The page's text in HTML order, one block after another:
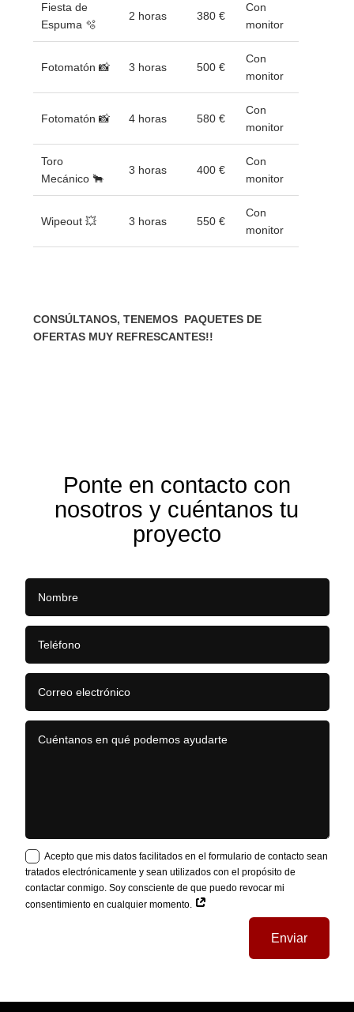
Fiesta de
Espuma 🫧
2 horas 380 €
Con
monitor
Fotomatón 📸 3 horas 500 €
Con
monitor
Fotomatón 📸 4 horas 580 €
Con
monitor
Toro
Mecánico 🐂
3 horas 400 €
Con
monitor
Wipeout 💥 3 horas 550 €
Con
monitor
CONSÚLTANOS, TENEMOS PAQUETES DE
OFERTAS MUY REFRESCANTES!!
Ponte en contacto con
nosotros y cuéntanos tu
proyecto
Acepto que mis datos facilitados en el formulario de contacto sean
tratados electrónicamente y sean utilizados con el propósito de
contactar conmigo. Soy consciente de que puedo revocar mi
consentimiento en cualquier momento.
Enviar